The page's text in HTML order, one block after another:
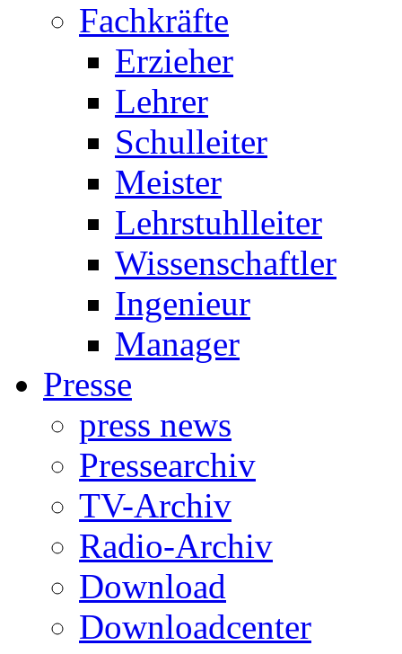
Fachkräfte
Erzieher
Lehrer
Schulleiter
Meister
Lehrstuhlleiter
Wissenschaftler
Ingenieur
Manager
Presse
press news
Pressearchiv
TV-Archiv
Radio-Archiv
Download
Downloadcenter